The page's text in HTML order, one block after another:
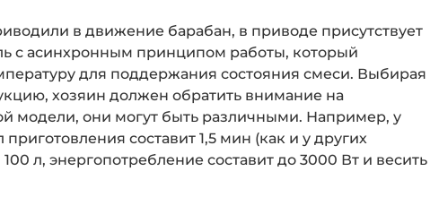
в движение барабан, в приводе присутствует
с асинхронным принципом работы, который
для поддержания состояния смеси. Выбирая
хозяин должен обратить внимание на
модели, они могут быть различными. Например, у
составит 1,5 мин (как и у других
л, энергопотребление составит до 3000 Вт и весить